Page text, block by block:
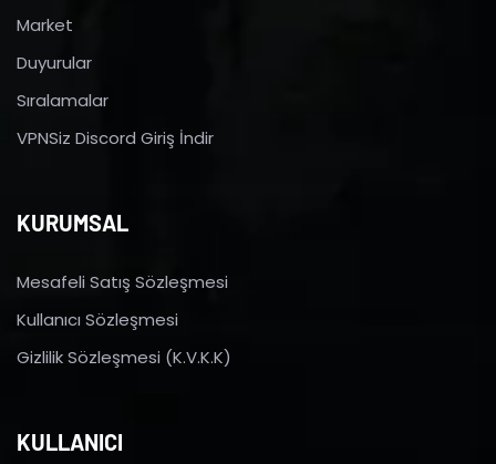
Market
Duyurular
Sıralamalar
VPNSiz Discord Giriş İndir
KURUMSAL
Mesafeli Satış Sözleşmesi
Kullanıcı Sözleşmesi
Gizlilik Sözleşmesi (K.V.K.K)
KULLANICI